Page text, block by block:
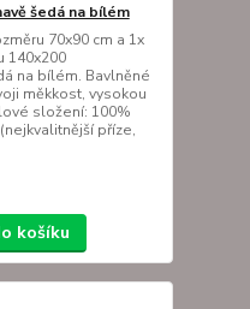
šedá na bílém
70x90 cm a 1x
140x200
na bílém. Bavlněné
měkkost, vysokou
složení: 100%
příze,
košíku